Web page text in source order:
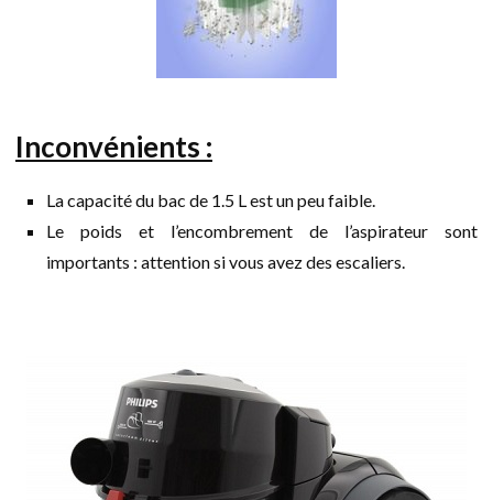
Inconvénients :
La capacité du bac de 1.5 L est un peu faible.
Le poids et l’encombrement de l’aspirateur sont
importants : attention si vous avez des escaliers.